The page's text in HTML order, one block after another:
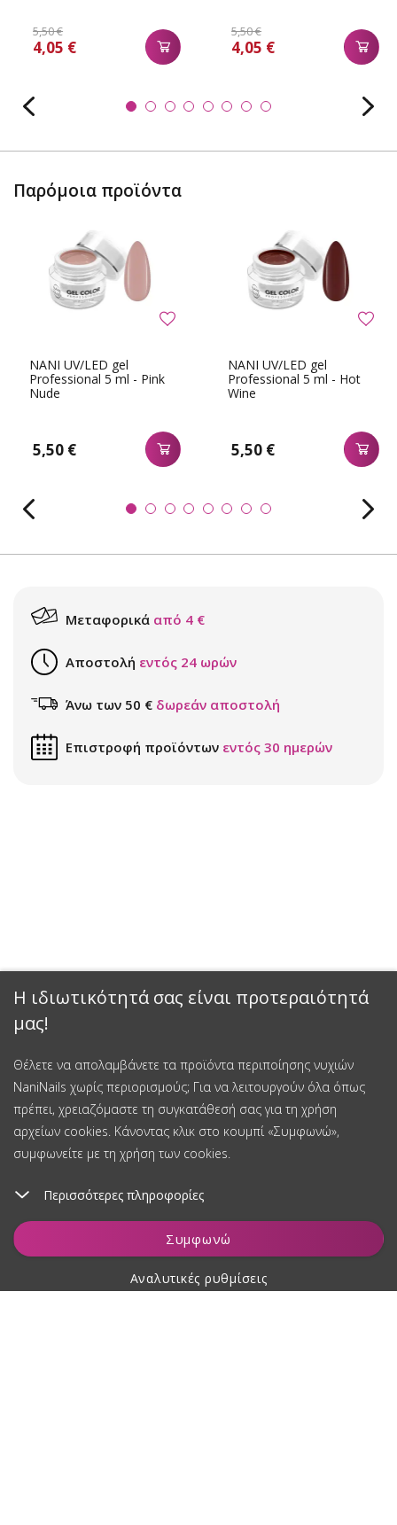
Η ιδιωτικότητά σας είναι προτεραιότητά
μας!
Θέλετε να απολαμβάνετε τα προϊόντα περιποίησης νυχιών
NaniNails χωρίς περιορισμούς; Για να λειτουργούν όλα όπως
πρέπει, χρειαζόμαστε τη συγκατάθεσή σας για τη χρήση
αρχείων cookies. Κάνοντας κλικ στο κουμπί «Συμφωνώ»,
συμφωνείτε με τη χρήση των cookies.
Περισσότερες πληροφορίες
Συμφωνώ
Αναλυτικές ρυθμίσεις
Προσθήκη στο καλάθι
5,50 €
4,05 €
5,50 €
4,05 €
Παρόμοια προϊόντα
NANI UV/LED gel
Professional 5 ml - Pink
Nude
5,50 €
NANI UV/LED gel
Professional 5 ml - Hot
Wine
5,50 €
Μεταφορικά από 4 €
Αποστολή εντός 24 ωρών
Άνω των 50 € δωρεάν αποστολή
Επιστροφή προϊόντων εντός 30 ημερών